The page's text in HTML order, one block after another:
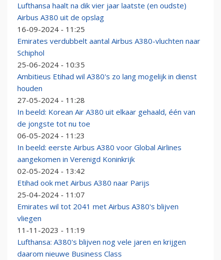
Lufthansa haalt na dik vier jaar laatste (en oudste)
Airbus A380 uit de opslag
16-09-2024 - 11:25
Emirates verdubbelt aantal Airbus A380-vluchten naar
Schiphol
25-06-2024 - 10:35
Ambitieus Etihad wil A380's zo lang mogelijk in dienst
houden
27-05-2024 - 11:28
In beeld: Korean Air A380 uit elkaar gehaald, één van
de jongste tot nu toe
06-05-2024 - 11:23
In beeld: eerste Airbus A380 voor Global Airlines
aangekomen in Verenigd Koninkrijk
02-05-2024 - 13:42
Etihad ook met Airbus A380 naar Parijs
25-04-2024 - 11:07
Emirates wil tot 2041 met Airbus A380's blijven
vliegen
11-11-2023 - 11:19
Lufthansa: A380's blijven nog vele jaren en krijgen
daarom nieuwe Business Class